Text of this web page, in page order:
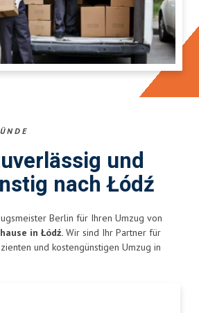
und
nach Łódź
Berlin für Ihren Umzug von
in Łódź. Wir sind Ihr Partner für
und kostengünstigen Umzug in